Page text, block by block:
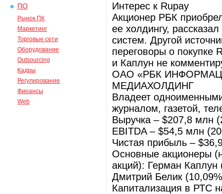
ПО
Рынок ПК
Маркетинг
Торговые сети
Оборудование
Outsourcing
Кадры
Регулирование
Финансы
Web
Интерес к Rupay
Акционер РБК
ее холдингу,
систем. Другой
переговоры о покупке
и Каплун не
ОАО «РБК
МЕДИАХОЛДИНГ
Владеет
журналом, газетой,
Выручка – $207,8 млн
EBITDA – $54,5 млн
Чистая прибыль –
Основные акционеры
акций): Герман Каплун
Дмитрий Белик
Капитализация в РТС